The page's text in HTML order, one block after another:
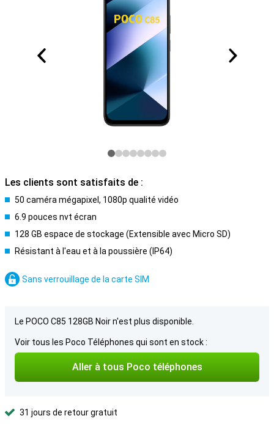
Les clients sont satisfaits de :
50 caméra mégapixel, 1080p qualité vidéo
6.9 pouces nvt écran
128 GB espace de stockage (Extensible avec Micro SD)
Résistant à l'eau et à la poussière (IP64)
Sans verrouillage de la carte SIM
Le POCO C85 128GB Noir n'est plus disponible.
Voir tous les Poco Téléphones qui sont en stock :
Aller à tous Poco téléphones
31 jours de retour gratuit